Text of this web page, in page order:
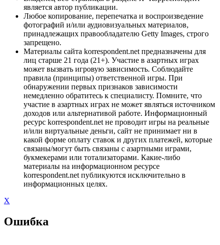
является автор публикации.
Любое копирование, перепечатка и воспроизведение
фотографий и/или аудиовизуальных материалов,
принадлежащих правообладателю Getty Images, строго
запрещено.
Материалы сайта korrespondent.net предназначены для
лиц старше 21 года (21+). Участие в азартных играх
может вызвать игровую зависимость. Соблюдайте
правила (принципы) ответственной игры. При
обнаружении первых признаков зависимости
немедленно обратитесь к специалисту. Помните, что
участие в азартных играх не может являться источником
доходов или альтернативой работе. Информационный
ресурс korrespondent.net не проводит игры на реальные
и/или виртуальные деньги, сайт не принимает ни в
какой форме оплату ставок и других платежей, которые
связаны/могут быть связаны с азартными играми,
букмекерами или тотализаторами. Какие-либо
материалы на информационном ресурсе
korrespondent.net публикуются исключительно в
информационных целях.
X
Ошибка